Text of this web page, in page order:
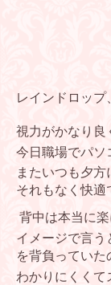
レインドロップ
視力がかなり良
今日職場でパソ
またいつも夕方
それもなく快適
背中は本当に楽
イメージで言う
を背負っていた
わかりにくくて